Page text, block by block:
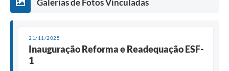
21/11/2025
Inauguração Reforma e Readequação ESF-
1